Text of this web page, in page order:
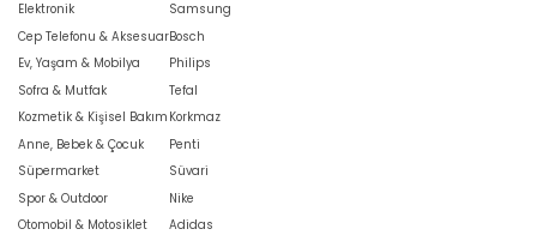
Elektronik
Cep Telefonu & Aksesuar
Ev, Yaşam & Mobilya
Sofra & Mutfak
Kozmetik & Kişisel Bakım
Anne, Bebek & Çocuk
Süpermarket
Spor & Outdoor
Otomobil & Motosiklet
Samsung
Bosch
Philips
Tefal
Korkmaz
Penti
Süvari
Nike
Adidas